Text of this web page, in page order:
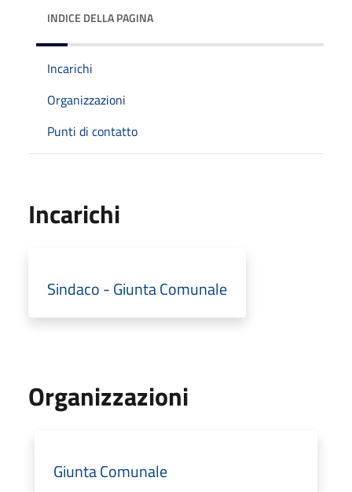
INDICE DELLA PAGINA
Incarichi
Organizzazioni
Punti di contatto
Incarichi
Sindaco - Giunta Comunale
Organizzazioni
Giunta Comunale